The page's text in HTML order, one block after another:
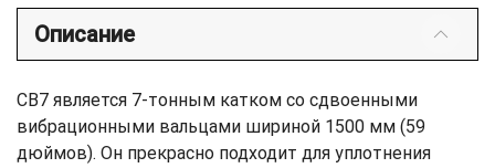
Описание
CB7 является 7-тонным катком со сдвоенными
вибрационными вальцами шириной 1500 мм (59
дюймов). Он прекрасно подходит для уплотнения